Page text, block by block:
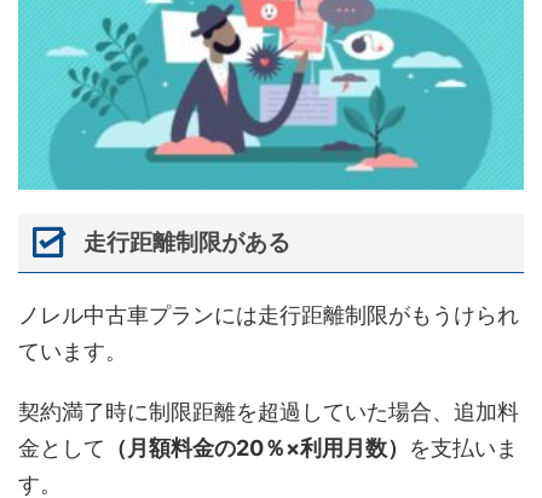
走行距離制限がある
ノレル中古車プランには走行距離制限がもうけられ
ています。
契約満了時に制限距離を超過していた場合、追加料
金として （月額料金の20％×利用月数） を支払いま
す。